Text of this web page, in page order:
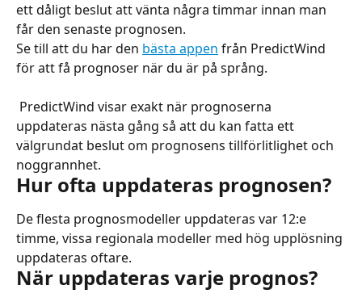
ett dåligt beslut att vänta några timmar innan man
får den senaste prognosen.
Se till att du har den bästa appen från PredictWind
för att få prognoser när du är på språng.
uppdateras nästa gång så att du kan fatta ett
välgrundat beslut om prognosens tillförlitlighet och
noggrannhet.
Hur ofta uppdateras prognosen?
De flesta prognosmodeller uppdateras var 12:e
timme, vissa regionala modeller med hög upplösning
uppdateras oftare.
När uppdateras varje prognos?